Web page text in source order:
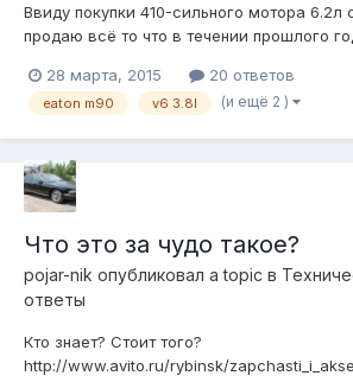
Ввиду покупки 410-сильного мотора 6.2л
продаю всё то что в течении прошлого
SC... Список: 1) Мотор 3.8l supercharger (с
всем навесным, проводкой и мозгом
28 марта, 2015 20 ответов
eaton m90 v6 3.8l (и ещё 2 )
Что это за чудо такое?
pojar-nik опубликовал a topic в
ответы
Кто знает? Стоит того?
http://www.avito.ru/rybinsk/